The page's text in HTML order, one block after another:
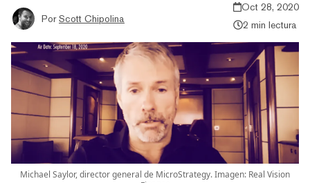
Por Scott Chipolina
Oct 28, 2020
2 min lectura
Michael Saylor, director general de MicroStrategy. Imagen: Real Vision